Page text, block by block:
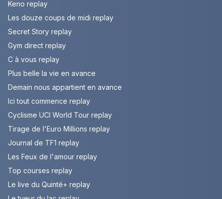
Keno replay
Les douze coups de midi replay
Secret Story replay
Gym direct replay
C à vous replay
Plus belle la vie en avance
Demain nous appartient en avance
Ici tout commence replay
Cyclisme UCI World Tour replay
Tirage de l'Euro Millions replay
Journal de TF1 replay
Les Feux de l'amour replay
Top courses replay
Le live du Quinté+ replay